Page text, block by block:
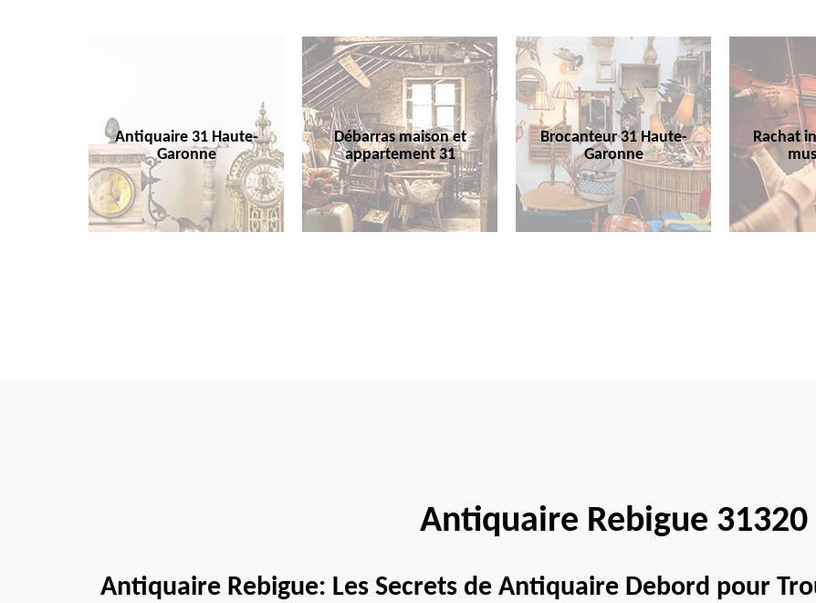
Antiquaire 31 Haute-
Garonne
Débarras maison et
appartement 31
Brocanteur 31 Haute-
Garonne
Rachat
Antiquaire Rebigue 31320
Antiquaire Rebigue: Les Secrets de Antiquaire Debord pour